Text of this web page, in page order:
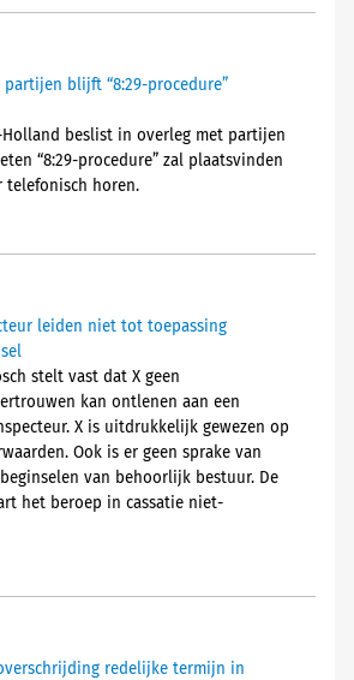
partijen blijft “8:29-procedure”
Holland beslist in overleg met partijen
“8:29-procedure” zal plaatsvinden
telefonisch horen.
leiden niet tot toepassing
stelt vast dat X geen
kan ontlenen aan een
X is uitdrukkelijk gewezen op
Ook is er geen sprake van
van behoorlijk bestuur. De
het beroep in cassatie niet-
redelijke termijn in